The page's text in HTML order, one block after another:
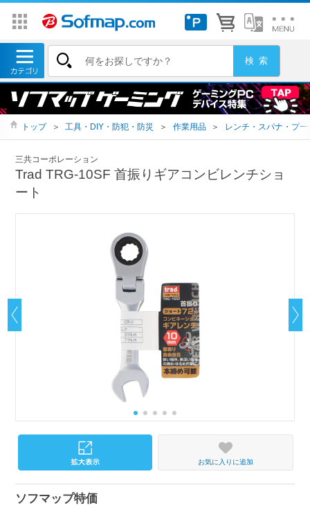
トップ ＞ 工具・DIY・防犯・防災 ＞ 作業用品 ＞ レンチ・スパナ・プー
三共コーポレーション
Trad TRG-10SF 首振りギアコンビレンチショ
ート
お気に入りに追加
ソフマップ特価